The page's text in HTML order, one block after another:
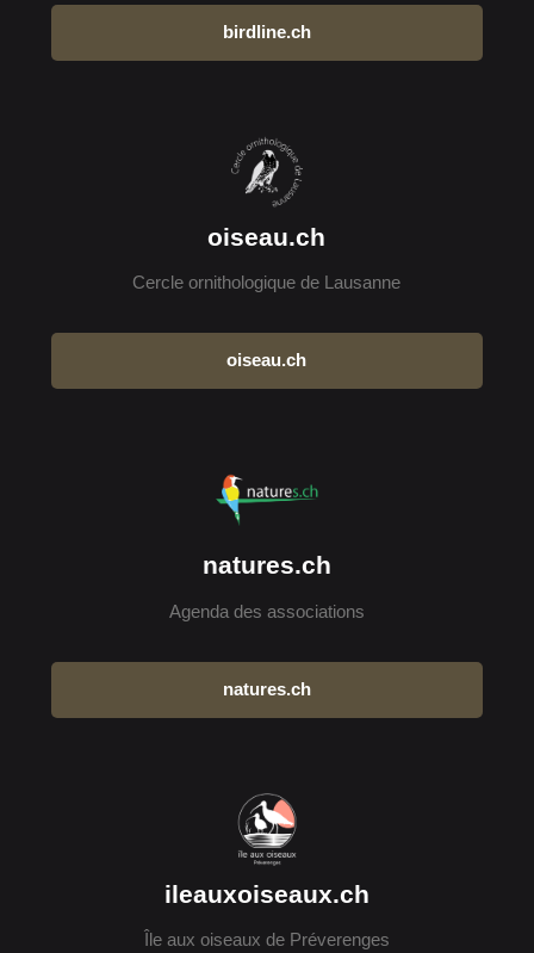
birdline.ch
oiseau.ch
Cercle ornithologique de Lausanne
oiseau.ch
natures.ch
Agenda des associations
natures.ch
ileauxoiseaux.ch
Île aux oiseaux de Préverenges